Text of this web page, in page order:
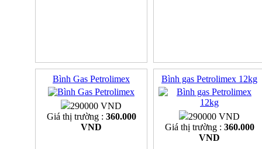
Bình Gas Petrolimex
290000 VND
Giá thị trường : 360.000
VND
Bình gas Petrolimex 12kg
290000 VND
Giá thị trường : 360.000
VND